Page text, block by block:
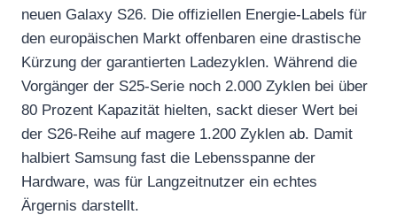
neuen Galaxy S26. Die offiziellen Energie-Labels für
den europäischen Markt offenbaren eine drastische
Kürzung der garantierten Ladezyklen. Während die
Vorgänger der S25-Serie noch 2.000 Zyklen bei über
80 Prozent Kapazität hielten, sackt dieser Wert bei
der S26-Reihe auf magere 1.200 Zyklen ab. Damit
halbiert Samsung fast die Lebensspanne der
Hardware, was für Langzeitnutzer ein echtes
Ärgernis darstellt.